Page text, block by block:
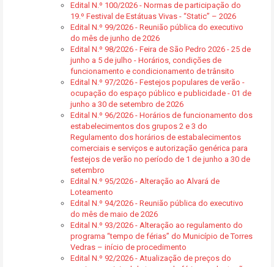
Edital N.º 100/2026 - Normas de participação do
19.º Festival de Estátuas Vivas - “Static” – 2026
Edital N.º 99/2026 - Reunião pública do executivo
do mês de junho de 2026
Edital N.º 98/2026 - Feira de São Pedro 2026 - 25 de
junho a 5 de julho - Horários, condições de
funcionamento e condicionamento de trânsito
Edital N.º 97/2026 - Festejos populares de verão -
ocupação do espaço público e publicidade - 01 de
junho a 30 de setembro de 2026
Edital N.º 96/2026 - Horários de funcionamento dos
estabelecimentos dos grupos 2 e 3 do
Regulamento dos horários de estabalecimentos
comerciais e serviços e autorização genérica para
festejos de verão no período de 1 de junho a 30 de
setembro
Edital N.º 95/2026 - Alteração ao Alvará de
Loteamento
Edital N.º 94/2026 - Reunião pública do executivo
do mês de maio de 2026
Edital N.º 93/2026 - Alteração ao regulamento do
programa “tempo de férias” do Município de Torres
Vedras – início de procedimento
Edital N.º 92/2026 - Atualização de preços do